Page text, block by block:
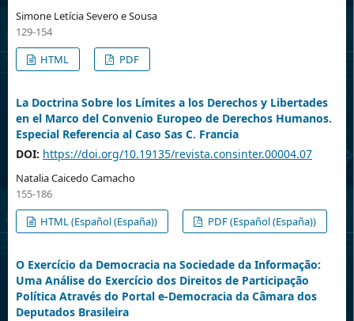
Simone Letícia Severo e Sousa
129-154
HTML
PDF
La Doctrina Sobre los Límites a los Derechos y Libertades
en el Marco del Convenio Europeo de Derechos Humanos.
Especial Referencia al Caso Sas C. Francia
DOI: https://doi.org/10.19135/revista.consinter.00004.07
Natalia Caicedo Camacho
155-186
HTML (Español (España))
PDF (Español (España))
O Exercício da Democracia na Sociedade da Informação:
Uma Análise do Exercício dos Direitos de Participação
Política Através do Portal e-Democracia da Câmara dos
Deputados Brasileira